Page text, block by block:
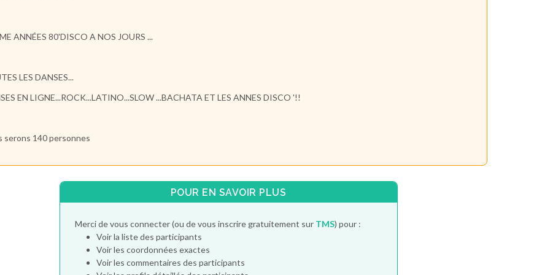
ANNÉES 80'DISCO A NOS JOURS ...
LES DANSES...
EN LIGNE...ROCK...LATINO...SLOW ...BACHATA ET LES ANNES DISCO '!!
serons 140 personnes
POUR EN SAVOIR PLUS
Merci de vous connecter (ou de vous inscrire gratuitement sur TMS) pour :
Voir la liste des participants
Voir les coordonnées exactes
Voir les commentaires des participants